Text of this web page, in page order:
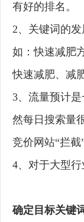
有好的排名。
2、关键词的发
如：快速减肥
快速减肥、减
3、流量预计
然每日搜索量
竞价网站“拦截”
4、对于大型行
确定目标关键